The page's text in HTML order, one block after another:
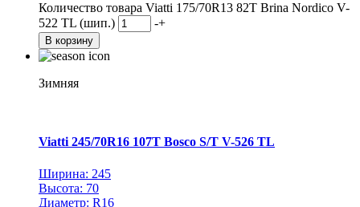
Количество товара Viatti 175/70R13 82T Brina Nordico V-
522 TL (шип.)
-+
В корзину
Зимняя
Viatti 245/70R16 107T Bosco S/T V-526 TL
Ширина: 245
Высота: 70
Диаметр: R16